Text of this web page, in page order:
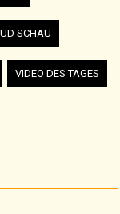
SCHAU
VIDEO DES TAGES